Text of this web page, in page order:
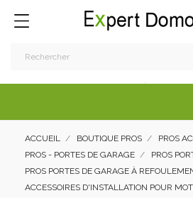
ACCUEIL BOUTIQUE PROS
PROS
PROS - PORTES DE GARAGE
PROS
PROS PORTES DE GARAGE À
ACCESSOIRES D'INSTALLATION POUR